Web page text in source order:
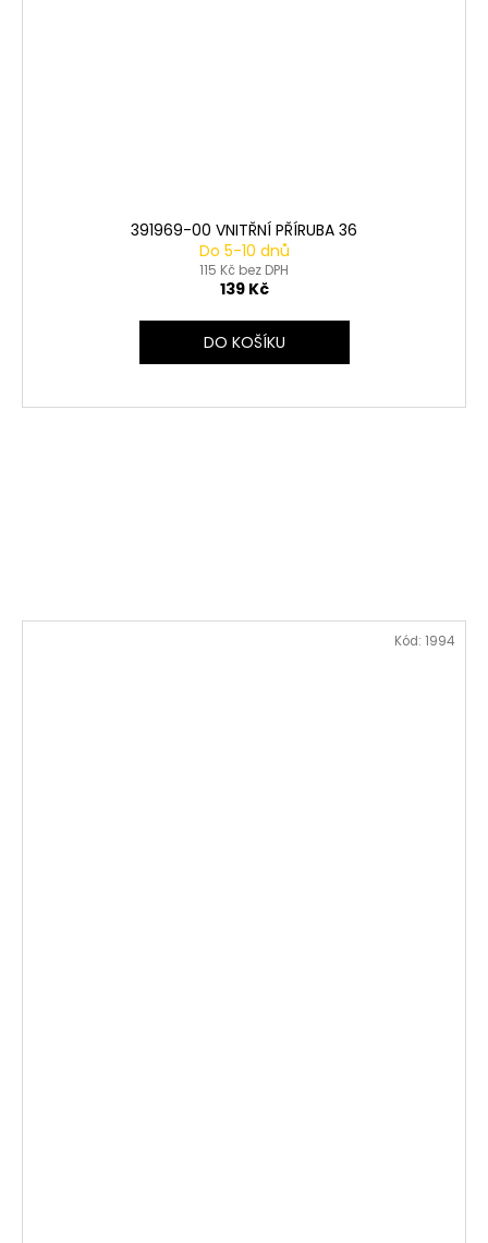
391969-00 VNITŘNÍ PŘÍRUBA 36
Do 5-10 dnů
115 Kč bez DPH
139 Kč
DO KOŠÍKU
Kód: 1994